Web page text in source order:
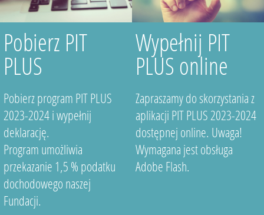
Pobierz PIT
PLUS
Pobierz program PIT PLUS
2023-2024 i wypełnij
deklarację.
Program umożliwia
przekazanie 1,5 % podatku
dochodowego naszej
Fundacji.
Wypełnij PIT
PLUS online
Zapraszamy do skorzystania z
aplikacji PIT PLUS 2023-2024
dostępnej online. Uwaga!
Wymagana jest obsługa
Adobe Flash.